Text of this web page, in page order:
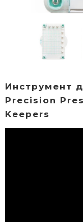
Инструмент
Precision
Keepers